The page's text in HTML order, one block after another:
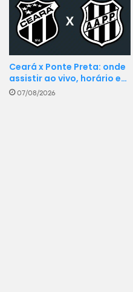
Ceará x Ponte Preta: onde
assistir ao vivo, horário e…
07/08/2026